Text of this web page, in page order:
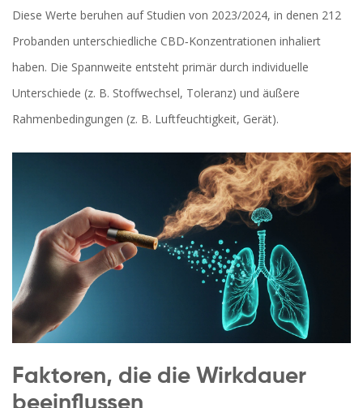
Diese Werte beruhen auf Studien von 2023/2024, in denen 212
Probanden unterschiedliche CBD‑Konzentrationen inhaliert
haben. Die Spannweite entsteht primär durch individuelle
Unterschiede (z. B. Stoffwechsel, Toleranz) und äußere
Rahmenbedingungen (z. B. Luftfeuchtigkeit, Gerät).
Faktoren, die die Wirkdauer
beeinflussen